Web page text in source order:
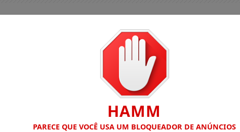
HAMM
PARECE QUE VOCÊ USA UM BLOQUEADOR DE ANÚNCIOS